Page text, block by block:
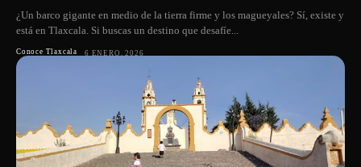
¿Un barco gigante en medio de la tierra firme y los magueyales? Sí, existe y
está en Tlaxcala. Si buscas un destino que desafíe...
Conoce Tlaxcala 6 ENERO, 2026